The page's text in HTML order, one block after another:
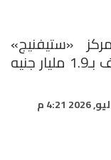
«ستيفنيج»
ببريطانيا ضمن خطة لخفض التكاليف بـ1.9 مليار جنيه